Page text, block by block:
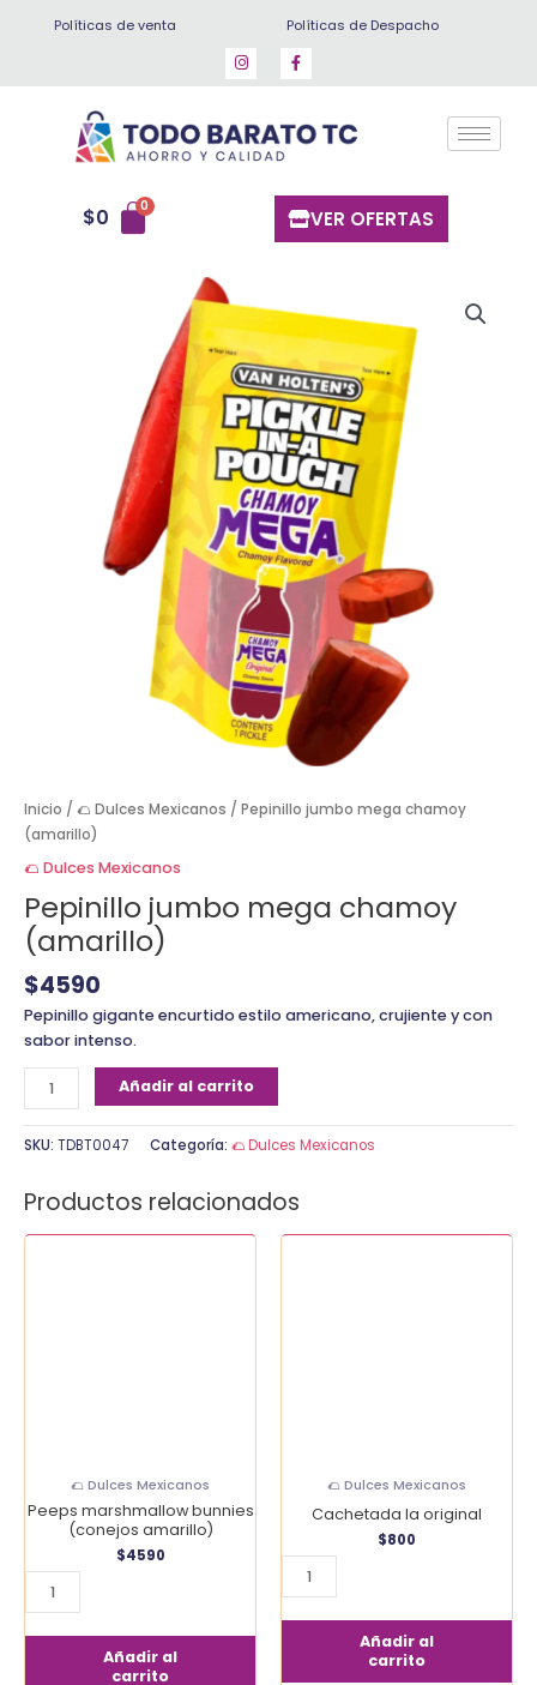
Políticas de venta Políticas de Despacho
$0 VER OFERTAS
Inicio / 🌮 Dulces Mexicanos / Pepinillo jumbo mega chamoy
(amarillo)
🌮 Dulces Mexicanos
Pepinillo jumbo mega chamoy
(amarillo)
$4590
Pepinillo gigante encurtido estilo americano, crujiente y con
sabor intenso.
Añadir al carrito
SKU: TDBT0047 Categoría: 🌮 Dulces Mexicanos
Productos relacionados
🌮 Dulces Mexicanos
Peeps marshmallow bunnies
(conejos amarillo)
$4590
Añadir al
carrito
🌮 Dulces Mexicanos
Cachetada la original
$800
Añadir al
carrito